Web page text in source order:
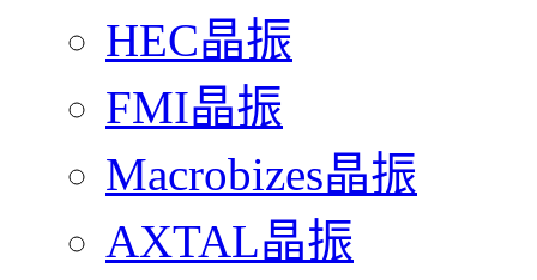
HEC晶振
FMI晶振
Macrobizes晶振
AXTAL晶振